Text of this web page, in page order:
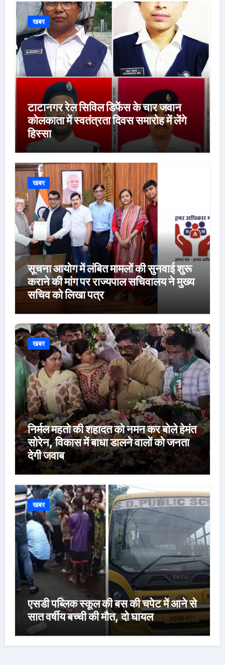
खबर
टाटानगर रेल सिविल डिफेंस के चार जवान
कोलकाता में स्वतंत्रता दिवस समारोह में लेंगे
हिस्सा
खबर
सूचना आयोग में लंबित मामलों की सुनवाई शुरू
कराने की मांग पर राज्यपाल सचिवालय ने मुख्य
सचिव को लिखा पत्र
खबर
निर्मल महतो की शहादत को नमन कर बोले हेमंत
सोरेन, विकास में बाधा डालने वालों को जनता
देगी जवाब
खबर
एसडी पब्लिक स्कूल की बस की चपेट में आने से
सात वर्षीय बच्ची की मौत, दो घायल